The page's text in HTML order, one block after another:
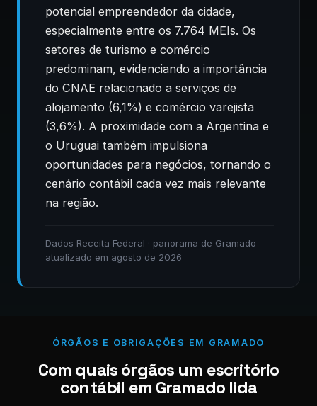
potencial empreendedor da cidade,
especialmente entre os 7.764 MEIs. Os
setores de turismo e comércio
predominam, evidenciando a importância
do CNAE relacionado a serviços de
alojamento (6,1%) e comércio varejista
(3,6%). A proximidade com a Argentina e
o Uruguai também impulsiona
oportunidades para negócios, tornando o
cenário contábil cada vez mais relevante
na região.
Dados Receita Federal · panorama de Gramado
atualizado em agosto de 2026
ÓRGÃOS E OBRIGAÇÕES EM GRAMADO
Com quais órgãos um escritório
contábil em Gramado lida